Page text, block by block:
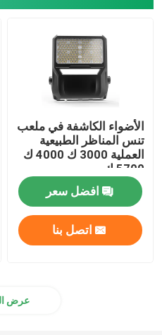
أضواء LED الخطية عالية خليج
مصابيح المناطق الخارجية
الأضواء الكاشفة في ملعب
تنس المناظر الطبيعية
العملية 3000 ك 4000 ك
5700 ك
افضل سعر
اتصل بنا
عرض